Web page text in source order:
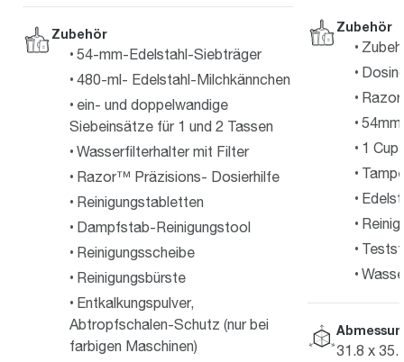
Zubehör
54-mm-Edelstahl-Siebträger
480-ml- Edelstahl-Milchkännchen
ein- und doppelwandige
Siebeinsätze für 1 und 2 Tassen
Wasserfilterhalter mit Filter
Razor™ Präzisions- Dosierhilfe
Reinigungstabletten
Dampfstab-Reinigungstool
Reinigungsscheibe
Reinigungsbürste
Entkalkungspulver,
Abtropfschalen-Schutz (nur bei
farbigen Maschinen)
Zubehör
1 Cup
31.8 x